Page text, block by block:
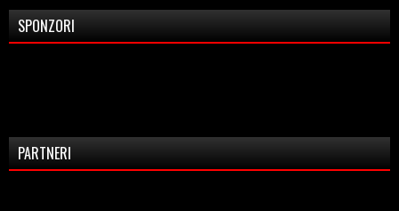
SPONZORI
PARTNERI